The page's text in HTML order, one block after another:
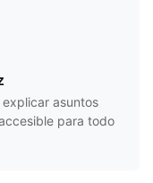
asuntos
para todo